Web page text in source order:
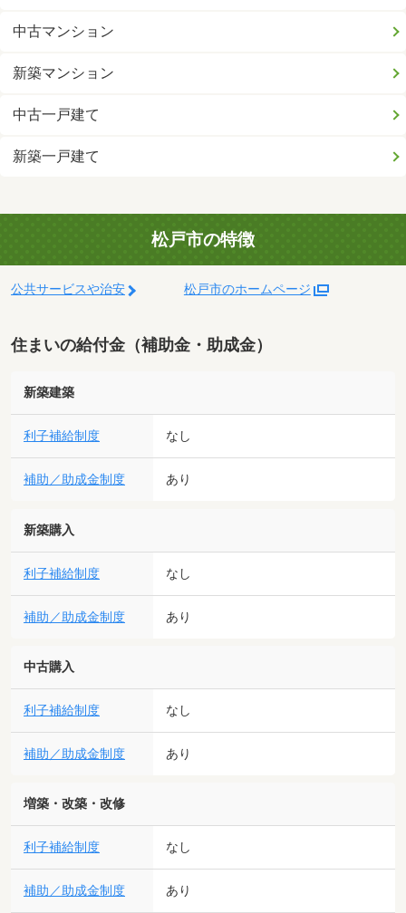
中古マンション
新築マンション
中古一戸建て
新築一戸建て
松戸市の特徴
公共サービスや治安 松戸市のホームページ
住まいの給付金（補助金・助成金）
新築建築
利子補給制度 なし
補助／助成金制度 あり
新築購入
利子補給制度 なし
補助／助成金制度 あり
中古購入
利子補給制度 なし
補助／助成金制度 あり
増築・改築・改修
利子補給制度 なし
補助／助成金制度 あり